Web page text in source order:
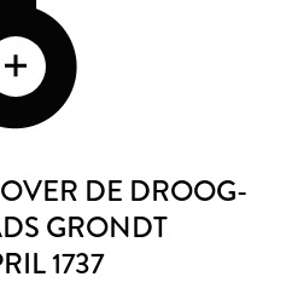
DE DROOG-
GRONDT
1737